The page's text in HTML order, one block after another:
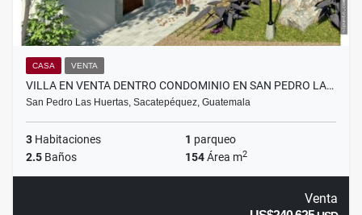
CASA VENTA
VILLA EN VENTA DENTRO CONDOMINIO EN SAN PEDRO LA…
San Pedro Las Huertas, Sacatepéquez, Guatemala
3 Habitaciones 1 parqueo
2.5 Baños 154Área m2
Venta